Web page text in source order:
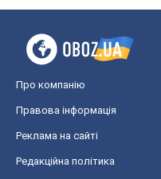
Про компанію
Правова інформація
Реклама на сайті
Редакційна політика